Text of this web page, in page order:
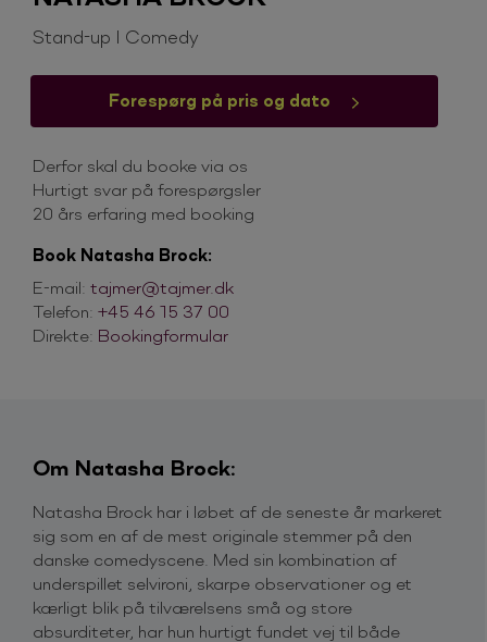
Stand-up I Comedy
Forespørg på pris og dato
Derfor skal du booke via os
Hurtigt svar på forespørgsler
20 års erfaring med booking
Book Natasha Brock:
E-mail: tajmer@tajmer.dk
Telefon: +45 46 15 37 00
Direkte: Bookingformular
Om Natasha Brock:
Natasha Brock har i løbet af de seneste år markeret
sig som en af de mest originale stemmer på den
danske comedyscene. Med sin kombination af
underspillet selvironi, skarpe observationer og et
kærligt blik på tilværelsens små og store
absurditeter, har hun hurtigt fundet vej til både